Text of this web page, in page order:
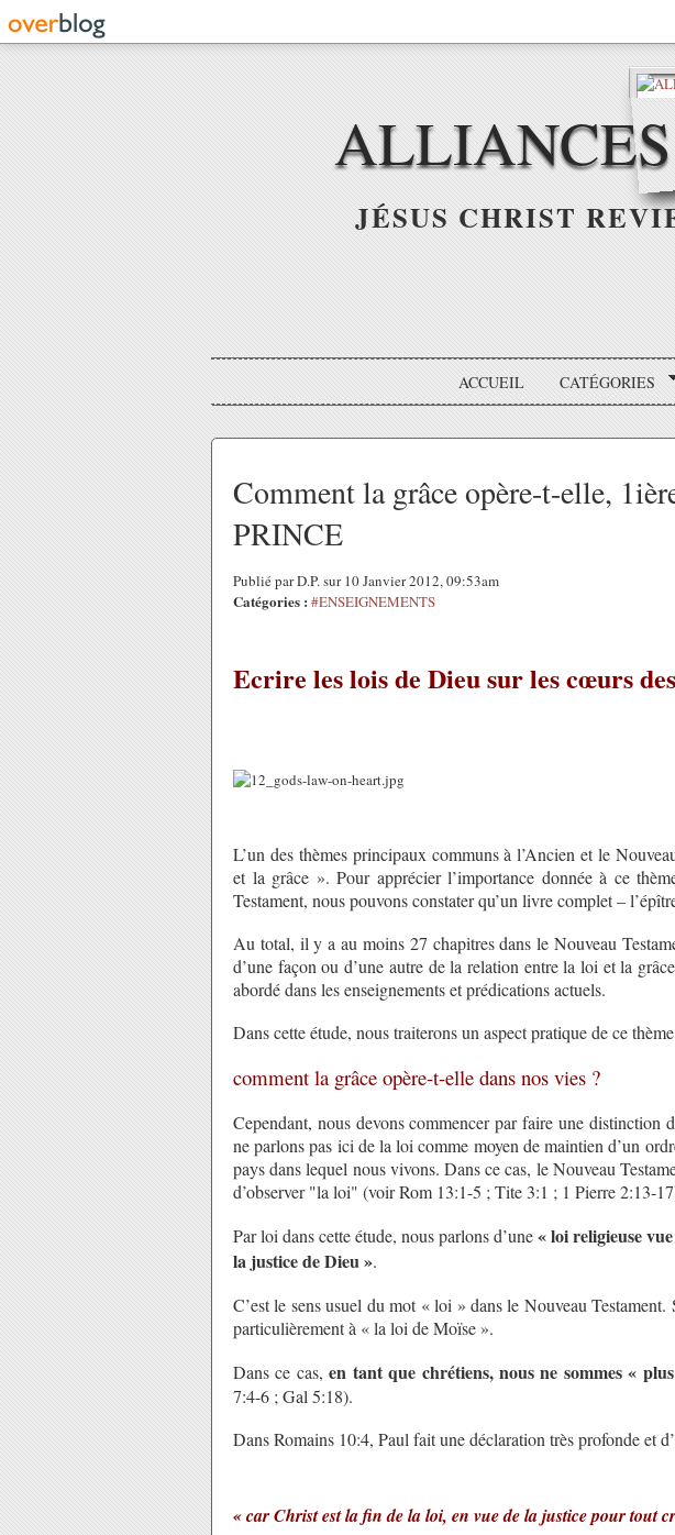
JÉSUS CHRIST
ACCUEIL CATÉGORIES
Comment la grâce opère-t-elle,
PRINCE
Publié par D.P. sur 10 Janvier 2012, 09:53am
Catégories : #ENSEIGNEMENTS
Ecrire les lois de Dieu sur les cœurs
L’un des thèmes principaux communs à l’Ancien et le
et la grâce ». Pour apprécier l’importance donnée à ce
Testament, nous pouvons constater qu’un livre complet –
Au total, il y a au moins 27 chapitres dans le Nouveau
d’une façon ou d’une autre de la relation entre la loi et la
abordé dans les enseignements et prédications actuels.
Dans cette étude, nous traiterons un aspect pratique de ce thème
comment la grâce opère-t-elle dans nos vies ?
Cependant, nous devons commencer par faire une distinction
ne parlons pas ici de la loi comme moyen de maintien d’un
pays dans lequel nous vivons. Dans ce cas, le Nouveau
d’observer "la loi" (voir Rom 13:1-5 ; Tite 3:1 ; 1 Pierre 2:13-
Par loi dans cette étude, nous parlons d’une« loi religieuse
la justice de Dieu ».
C’est le sens usuel du mot « loi » dans le Nouveau
particulièrement à « la loi de Moïse ».
Dans ce cas,en tant que chrétiens, nous ne sommes «
7:4-6 ; Gal 5:18).
Dans Romains 10:4, Paul fait une déclaration très profonde et
« car Christ est la fin de la loi, en vue de la justice pour tout